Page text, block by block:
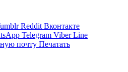
Reddit Вконтакте
Telegram Viber Line
почту Печатать